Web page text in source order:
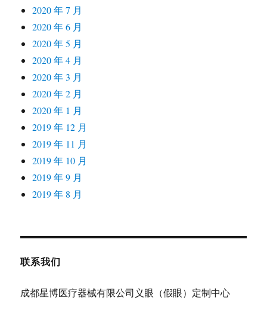
2020 年 7 月
2020 年 6 月
2020 年 5 月
2020 年 4 月
2020 年 3 月
2020 年 2 月
2020 年 1 月
2019 年 12 月
2019 年 11 月
2019 年 10 月
2019 年 9 月
2019 年 8 月
联系我们
成都星博医疗器械有限公司义眼（假眼）定制中心